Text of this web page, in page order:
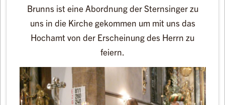
Brunns ist eine Abordnung der Sternsinger zu
uns in die Kirche gekommen um mit uns das
Hochamt von der Erscheinung des Herrn zu
feiern.